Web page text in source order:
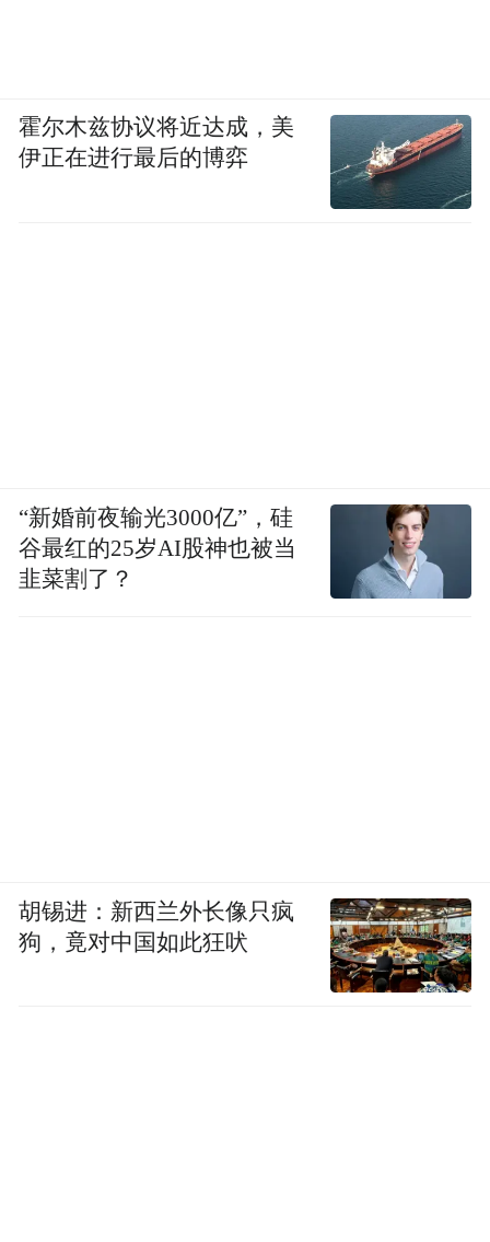
霍尔木兹协议将近达成，美
伊正在进行最后的博弈
“新婚前夜输光3000亿”，硅
谷最红的25岁AI股神也被当
韭菜割了？
胡锡进：新西兰外长像只疯
狗，竟对中国如此狂吠